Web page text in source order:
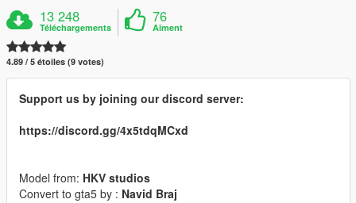
13 248
Téléchargements
76
Aiment
4.89 / 5 étoiles (9 votes)
Support us by joining our discord server:
https://discord.gg/4x5tdqMCxd
Model from: HKV studios
Convert to gta5 by : Navid Braj